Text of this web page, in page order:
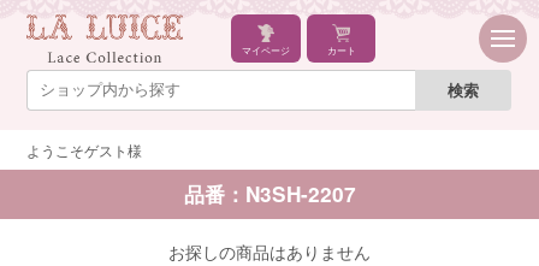
マイページ カート
ようこそゲスト様
品番：N3SH-2207
お探しの商品はありません